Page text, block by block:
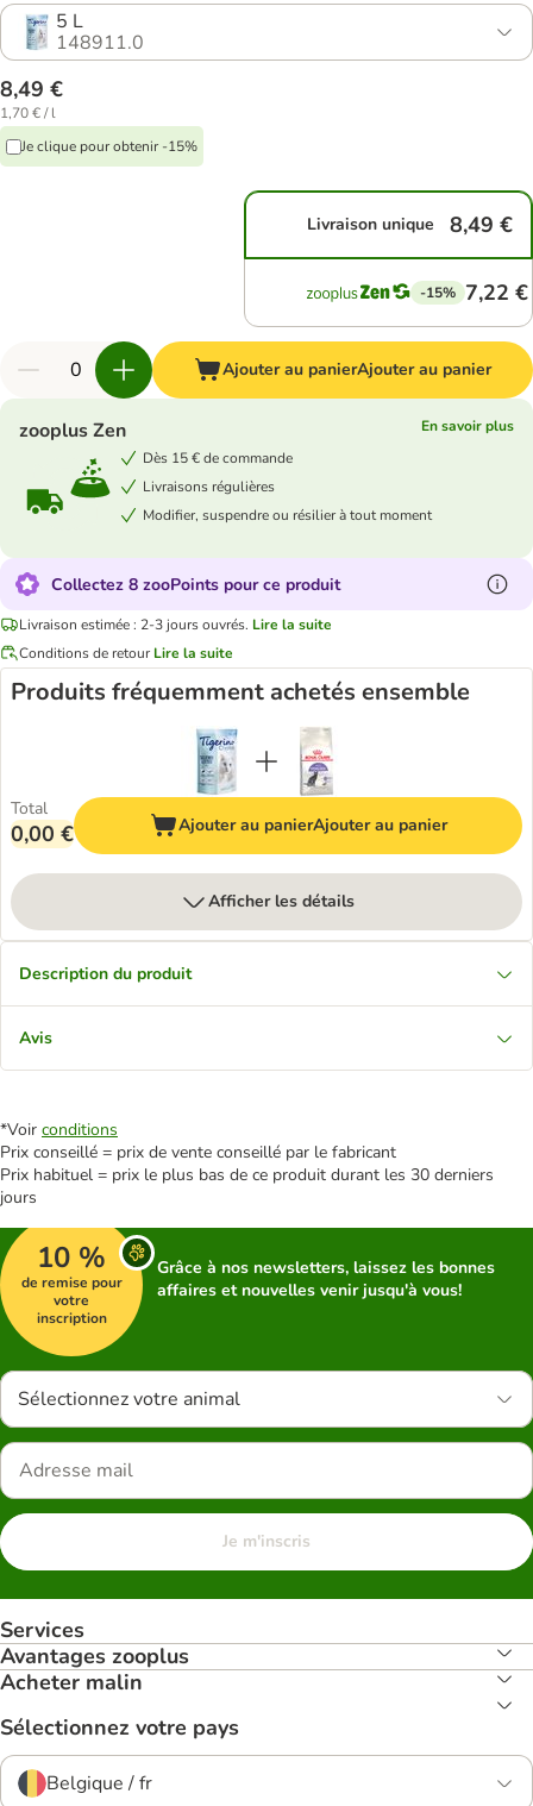
5 L
148911.0
8,49 €
1,70 € / l
Je clique pour obtenir -15%
Livraison unique 8,49 €
-15% 7,22 €
Ajouter au panierAjouter au panier
zooplus Zen
En savoir plus
Dès 15 € de commande
Livraisons régulières
Modifier, suspendre ou résilier à tout moment
Collectez 8 zooPoints pour ce produit
Livraison estimée : 2-3 jours ouvrés. Lire la suite
Conditions de retour Lire la suite
Produits fréquemment achetés ensemble
Total
0,00 € Ajouter au panierAjouter au panier
Afficher les détails
Description du produit
Avis
*Voir conditions
Prix conseillé = prix de vente conseillé par le fabricant
Prix habituel = prix le plus bas de ce produit durant les 30 derniers
jours
10 %
de remise pour
votre
inscription
Grâce à nos newsletters, laissez les bonnes
affaires et nouvelles venir jusqu'à vous!
Sélectionnez votre animal
Je m'inscris
Services
Avantages zooplus
Acheter malin
Sélectionnez votre pays
Belgique / fr